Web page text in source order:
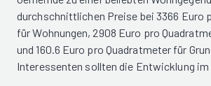
durchschnittlichen Preise bei 3366 Euro
für Wohnungen, 2908 Euro pro
und 160.6 Euro pro Quadratmeter für
Interessenten sollten die Entwicklung im